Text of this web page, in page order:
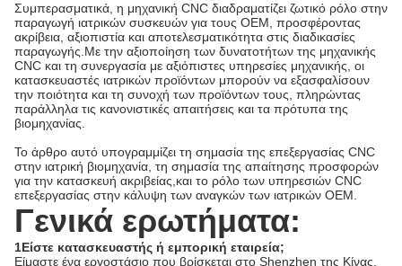
Συμπερασματικά, η μηχανική CNC διαδραματίζει ζωτικό ρόλο στην
παραγωγή ιατρικών συσκευών για τους OEM, προσφέροντας
ακρίβεια, αξιοπιστία και αποτελεσματικότητα στις διαδικασίες
παραγωγής.Με την αξιοποίηση των δυνατοτήτων της μηχανικής
CNC και τη συνεργασία με αξιόπιστες υπηρεσίες μηχανικής, οι
κατασκευαστές ιατρικών προϊόντων μπορούν να εξασφαλίσουν
την ποιότητα και τη συνοχή των προϊόντων τους, πληρώντας
παράλληλα τις κανονιστικές απαιτήσεις και τα πρότυπα της
βιομηχανίας.
Το άρθρο αυτό υπογραμμίζει τη σημασία της επεξεργασίας CNC
στην ιατρική βιομηχανία, τη σημασία της απαίτησης προσφορών
για την κατασκευή ακριβείας,και το ρόλο των υπηρεσιών CNC
επεξεργασίας στην κάλυψη των αναγκών των ιατρικών OEM.
Γενικά ερωτήματα:
1Είστε κατασκευαστής ή εμπορική εταιρεία;
Είμαστε ένα εργοστάσιο που βρίσκεται στο Shenzhen της Κίνας,